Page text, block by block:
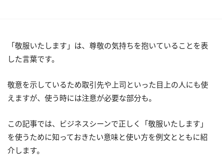
「敬服いたします」は、尊敬の気持ちを抱いていることを表
した言葉です。
敬意を示しているため取引先や上司といった目上の人にも使
えますが、使う時には注意が必要な部分も。
この記事では、ビジネスシーンで正しく「敬服いたします」
を使うために知っておきたい意味と使い方を例文とともに紹
介します。